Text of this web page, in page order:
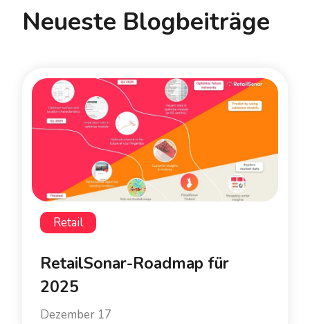
Neueste Blogbeiträge
Retail
RetailSonar-Roadmap für
2025
Dezember 17